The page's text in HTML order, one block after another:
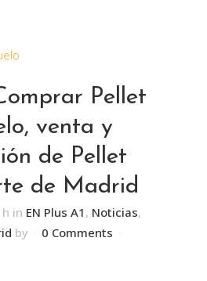
Pellet
venta y
de Pellet
de Madrid
in EN Plus A1 , Noticias,
by
0 Comments